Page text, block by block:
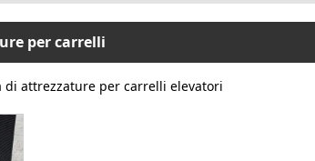
per carrelli
attrezzature per carrelli elevatori